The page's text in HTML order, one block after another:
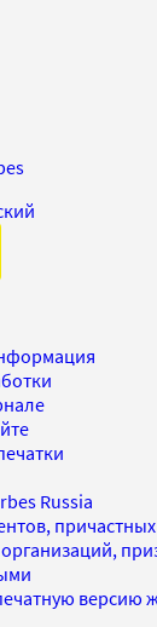
Russia
версию